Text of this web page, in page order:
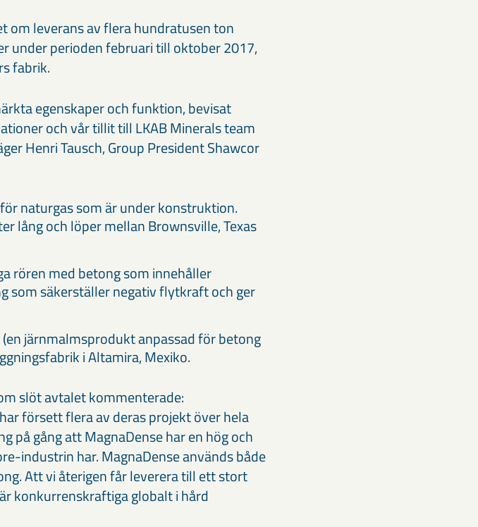
om leverans av flera hundratusen ton
under perioden februari till oktober 2017,
fabrik.
egenskaper och funktion, bevisat
och vår tillit till LKAB Minerals team
Henri Tausch, Group President Shawcor
naturgas som är under konstruktion.
lång och löper mellan Brownsville, Texas
rören med betong som innehåller
som säkerställer negativ flytkraft och ger
järnmalmsprodukt anpassad för betong
i Altamira, Mexiko.
slöt avtalet kommenterade:
försett flera av deras projekt över hela
på gång att MagnaDense har en hög och
industrin har. MagnaDense används både
Att vi återigen får leverera till ett stort
konkurrenskraftiga globalt i hård